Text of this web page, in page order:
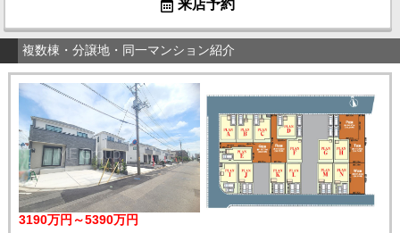
来店予約
複数棟・分譲地・同一マンション紹介
3190万円～5390万円